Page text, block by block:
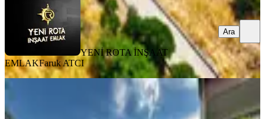
YENİ ROTA İNŞAAT
EMLAKFaruk ATCI
Ara
BALKONLU
Yeni Rota'dan Yavuz Selim Mh.
Satılık Tek Katlı Müstakil Ev